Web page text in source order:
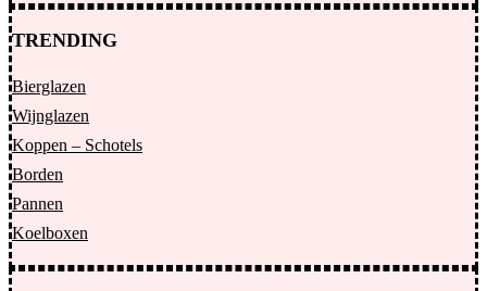
TRENDING
Bierglazen
Wijnglazen
Koppen – Schotels
Borden
Pannen
Koelboxen